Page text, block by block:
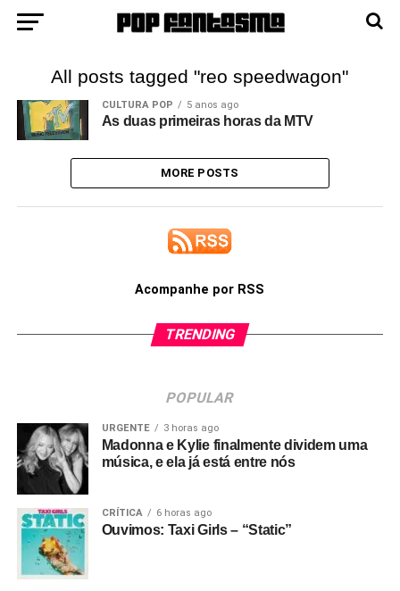
All posts tagged "reo speedwagon"
CULTURA POP 5 anos ago
As duas primeiras horas da MTV
MORE POSTS
Acompanhe por RSS
TRENDING
POPULAR
URGENTE 3 horas ago
Madonna e Kylie finalmente dividem uma
música, e ela já está entre nós
CRÍTICA 6 horas ago
Ouvimos: Taxi Girls – “Static”